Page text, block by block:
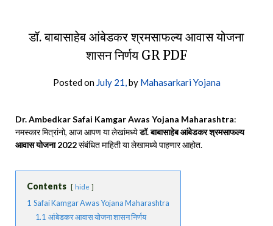
डॉ. बाबासाहेब आंबेडकर श्रमसाफल्य आवास योजना
शासन निर्णय GR PDF
Posted on July 21,by Mahasarkari Yojana
Dr. Ambedkar Safai Kamgar Awas Yojana Maharashtra:
नमस्कार मित्रांनो, आज आपण या लेखांमध्येडॉ. बाबासाहेब आंबेडकर श्रमसाफल्य
आवास योजना 2022संबंधित माहिती या लेखामध्ये पाहणार आहोत.
Contents hide
1 Safai Kamgar Awas Yojana Maharashtra
1.1 आंबेडकर आवास योजना शासन निर्णय